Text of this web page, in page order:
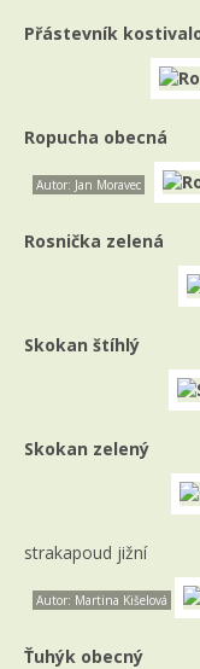
Přástevník
Ropucha obecná
Autor: Jan Moravec
Rosnička zelená
Skokan štíhlý
Skokan zelený
strakapoud jižní
Autor: Martina Kišelová
Ťuhýk obecný